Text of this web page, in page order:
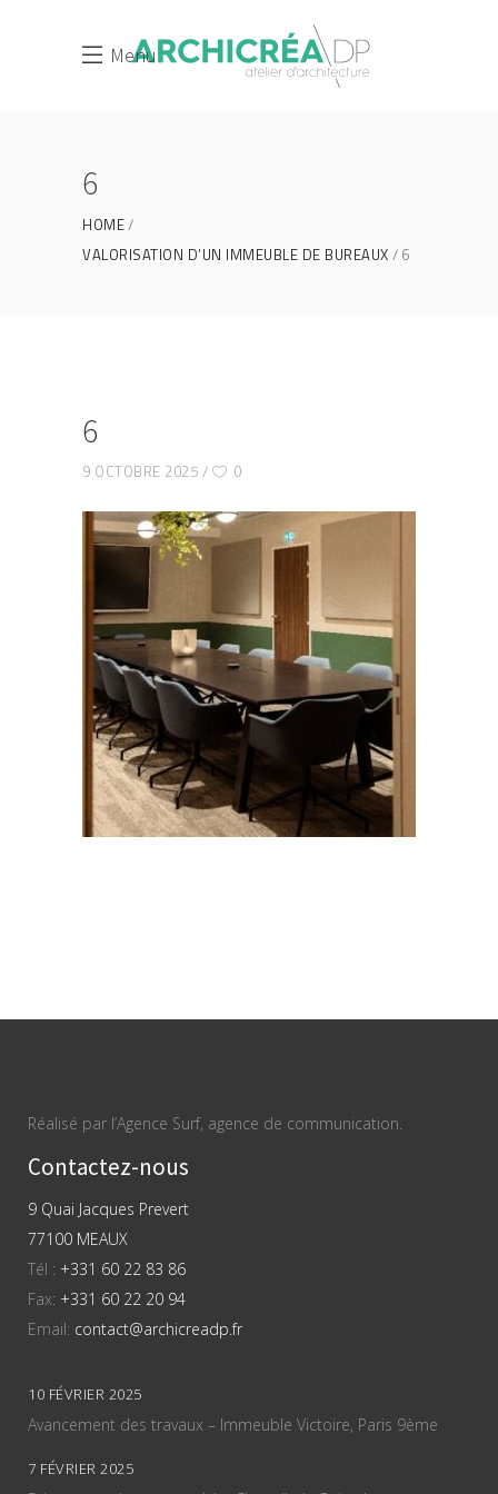
Menu
6
HOME
VALORISATION D’UN IMMEUBLE DE BUREAUX
6
6
9 OCTOBRE 2025 0
Réalisé par l’Agence Surf, agence de communication.
Contactez-nous
9 Quai Jacques Prevert
77100 MEAUX
Tél : +331 60 22 83 86
Fax: +331 60 22 20 94
Email: contact@archicreadp.fr
10 FÉVRIER 2025
Avancement des travaux – Immeuble Victoire, Paris 9ème
7 FÉVRIER 2025